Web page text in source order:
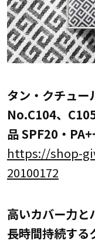
タン・クチュー
No.C104、
品 SPF20・
https://shop-
20100172
高いカバー力と
長時間持続する